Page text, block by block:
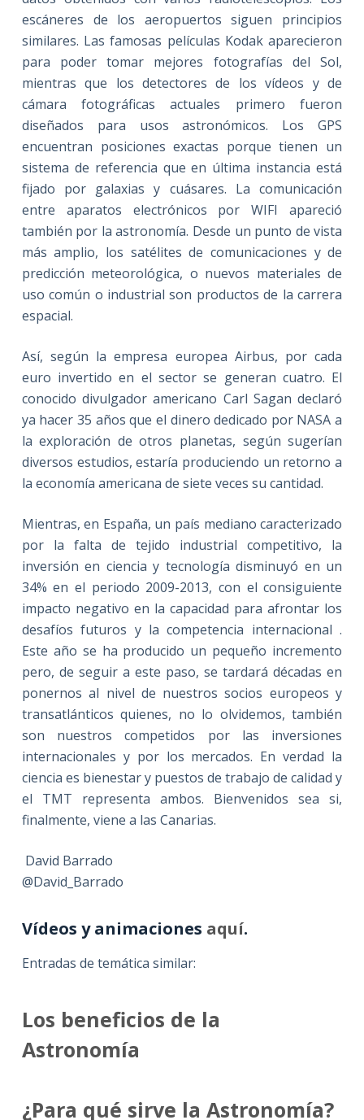
escáneres de los aeropuertos siguen principios
similares. Las famosas películas Kodak aparecieron
para poder tomar mejores fotografías del Sol,
mientras que los detectores de los vídeos y de
cámara fotográficas actuales primero fueron
diseñados para usos astronómicos. Los GPS
encuentran posiciones exactas porque tienen un
sistema de referencia que en última instancia está
fijado por galaxias y cuásares. La comunicación
entre aparatos electrónicos por WIFI apareció
también por la astronomía. Desde un punto de vista
más amplio, los satélites de comunicaciones y de
predicción meteorológica, o nuevos materiales de
uso común o industrial son productos de la carrera
espacial.
Así, según la empresa europea Airbus, por cada
euro invertido en el sector se generan cuatro. El
conocido divulgador americano Carl Sagan declaró
ya hacer 35 años que el dinero dedicado por NASA a
la exploración de otros planetas, según sugerían
diversos estudios, estaría produciendo un retorno a
la economía americana de siete veces su cantidad.
Mientras, en España, un país mediano caracterizado
por la falta de tejido industrial competitivo, la
inversión en ciencia y tecnología disminuyó en un
34% en el periodo 2009-2013, con el consiguiente
impacto negativo en la capacidad para afrontar los
desafíos futuros y la competencia internacional .
Este año se ha producido un pequeño incremento
pero, de seguir a este paso, se tardará décadas en
ponernos al nivel de nuestros socios europeos y
transatlánticos quienes, no lo olvidemos, también
son nuestros competidos por las inversiones
internacionales y por los mercados. En verdad la
ciencia es bienestar y puestos de trabajo de calidad y
el TMT representa ambos. Bienvenidos sea si,
finalmente, viene a las Canarias.
David Barrado
@David_Barrado
Vídeos y animaciones aquí.
Entradas de temática similar:
Los beneficios de la
Astronomía
¿Para qué sirve la Astronomía?